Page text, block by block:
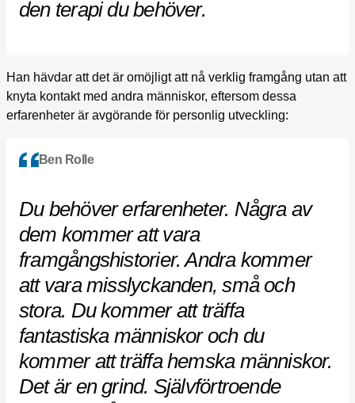
den terapi du behöver.
Han hävdar att det är omöjligt att nå verklig framgång utan att
knyta kontakt med andra människor, eftersom dessa
erfarenheter är avgörande för personlig utveckling:
Ben Rolle
Du behöver erfarenheter. Några av
dem kommer att vara
framgångshistorier. Andra kommer
att vara misslyckanden, små och
stora. Du kommer att träffa
fantastiska människor och du
kommer att träffa hemska människor.
Det är en grind. Självförtroende